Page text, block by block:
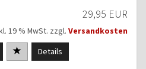
29,95 EUR
19 % MwSt. zzgl. Versandkosten
Details